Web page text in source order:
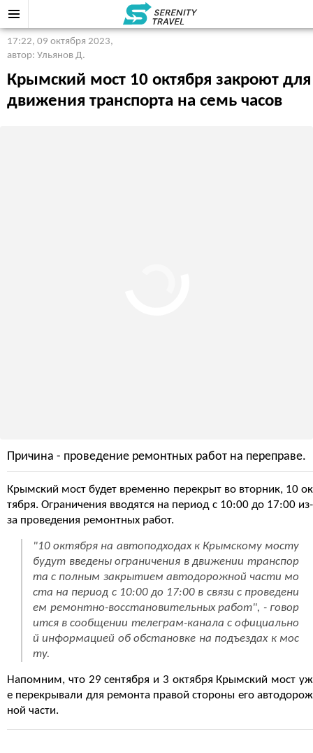
17:22, 09 октября 2023,
автор: Ульянов Д.
Крымский мост 10 октября закроют для
движения транспорта на семь часов
Причина - проведение ремонтных работ на переправе.
Крымский мост будет временно перекрыт во вторник, 10 ок
тября. Ограничения вводятся на период с 10:00 до 17:00 из-
за проведения ремонтных работ.
"10 октября на автоподходах к Крымскому мосту
будут введены ограничения в движении транспор
та с полным закрытием автодорожной части мо
ста на период с 10:00 до 17:00 в связи с проведени
ем ремонтно-восстановительных работ", - говор
ится в сообщении телеграм-канала с официально
й информацией об обстановке на подъездах к мос
ту.
Напомним, что 29 сентября и 3 октября Крымский мост уж
е перекрывали для ремонта правой стороны его автодорож
ной части.